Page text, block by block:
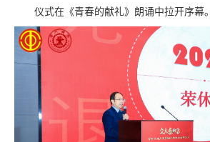
仪式在《青春的献礼》朗诵中拉开序幕。